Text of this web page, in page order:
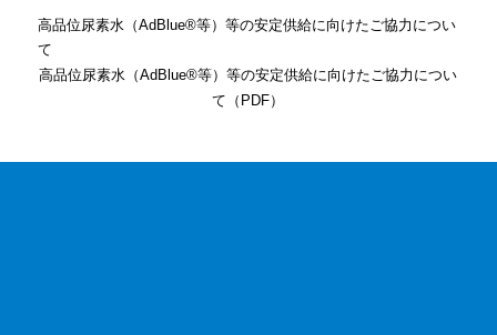
高品位尿素水（AdBlue®等）等の安定供給に向けたご協力につい
て
高品位尿素水（AdBlue®等）等の安定供給に向けたご協力につい
て（PDF）